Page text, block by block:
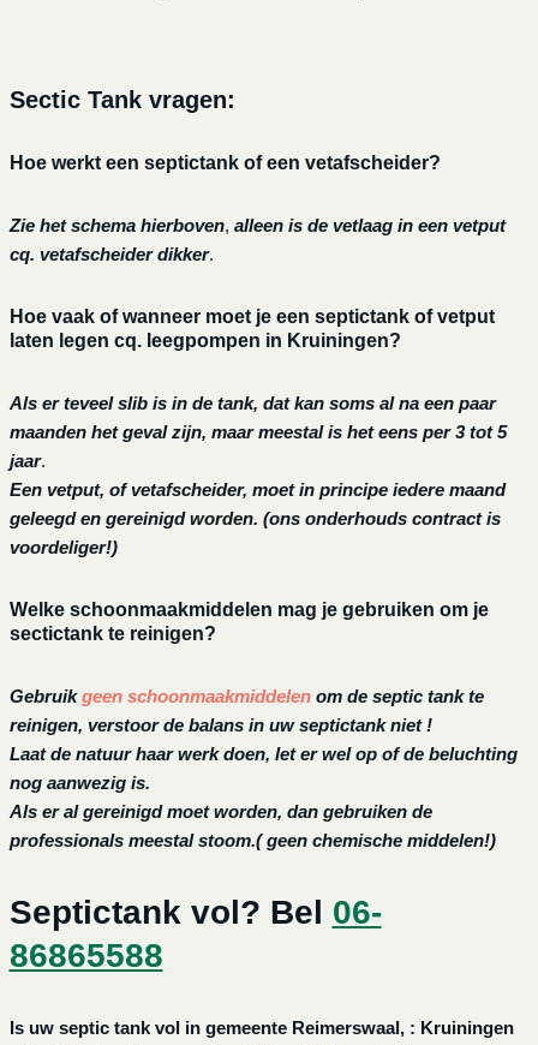
Sectic Tank vragen:
Hoe werkt een septictank of een vetafscheider?
Zie het schema hierboven, alleen is de vetlaag in een vetput
cq. vetafscheider dikker.
Hoe vaak of wanneer moet je een septictank of vetput
laten legen cq. leegpompen in Kruiningen?
Als er teveel slib is in de tank, dat kan soms al na een paar
maanden het geval zijn, maar meestal is het eens per 3 tot 5
jaar.
Een vetput, of vetafscheider, moet in principe iedere maand
geleegd en gereinigd worden. (ons onderhouds contract is
voordeliger!)
Welke schoonmaakmiddelen mag je gebruiken om je
sectictank te reinigen?
Gebruikgeen schoonmaakmiddelen om de septic tank te
reinigen, verstoor de balans in uw septictank niet !
Laat de natuur haar werk doen, let er wel op of de beluchting
nog aanwezig is.
Als er al gereinigd moet worden, dan gebruiken de
professionals meestal stoom.( geen chemische middelen!)
Septictank vol? Bel 06-
86865588
Is uw septic tank vol in gemeente Reimerswaal, : Kruiningen